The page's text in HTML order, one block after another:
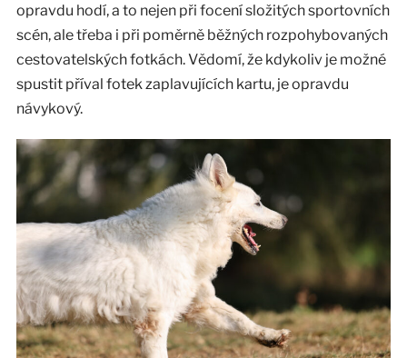
opravdu hodí, a to nejen při focení složitých sportovních
scén, ale třeba i při poměrně běžných rozpohybovaných
cestovatelských fotkách. Vědomí, že kdykoliv je možné
spustit příval fotek zaplavujících kartu, je opravdu
návykový.